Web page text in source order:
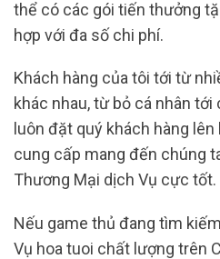
thể có các gói tiến thưởng
hợp với đa số chi phí.
Khách hàng của tôi tới từ
khác nhau, từ bỏ cá nhân
luôn đặt quý khách hàng
cung cấp mang đến chúng
Thương Mại dịch Vụ cực tốt.
Nếu game thủ đang tìm
Vụ hoa tuoi chất lượng trên